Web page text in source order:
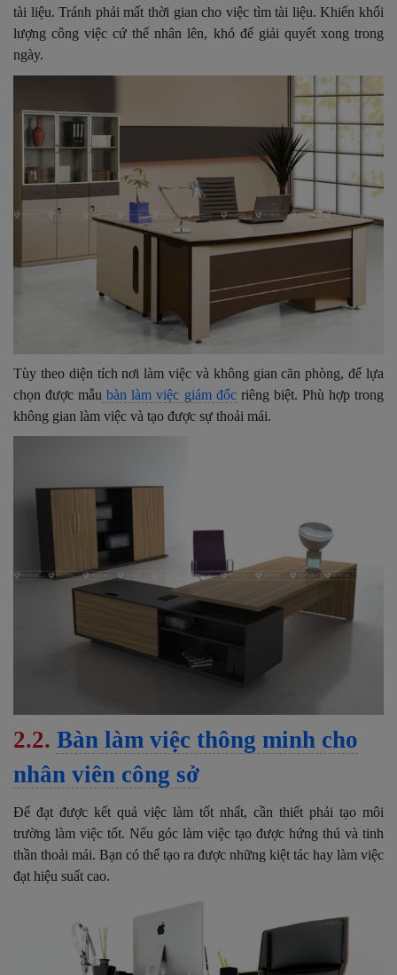
tài liệu. Tránh phải mất thời gian cho việc tìm tài liệu. Khiến khối
lượng công việc cứ thế nhân lên, khó để giải quyết xong trong
ngày.
Tùy theo diện tích nơi làm việc và không gian căn phòng, để lựa
chọn được mẫu bàn làm việc giám đốcriêng biệt. Phù hợp trong
không gian làm việc và tạo được sự thoải mái.
2.2. Bàn làm việc thông minh cho
nhân viên công sở
Để đạt được kết quả việc làm tốt nhất, cần thiết phải tạo môi
trường làm việc tốt. Nếu góc làm việc tạo được hứng thú và tinh
thần thoải mái. Bạn có thể tạo ra được những kiệt tác hay làm việc
đạt hiệu suất cao.